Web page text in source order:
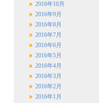
2016年10月
2016年9月
2016年8月
2016年7月
2016年6月
2016年5月
2016年4月
2016年3月
2016年2月
2016年1月